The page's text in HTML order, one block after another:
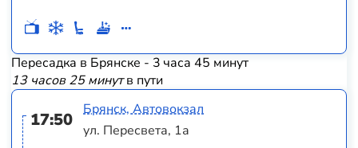
Пересадка в Брянске - 3 часа 45 минут
13 часов 25 минутв пути
17:50
Брянск, Автовокзал
ул. Пересвета, 1а